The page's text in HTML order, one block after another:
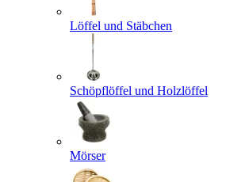
Löffel und Stäbchen
Schöpflöffel und Holzlöffel
Mörser